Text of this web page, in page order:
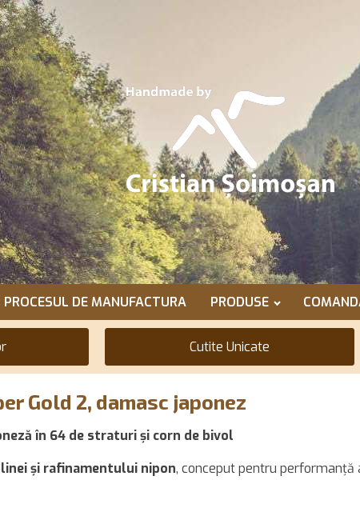
PROCESUL DE MANUFACTURA PRODUSE
Cutite Unicate
Gold 2, damasc japonez
în 64 de straturi și corn de bivol
și rafinamentului nipon, conceput pentru